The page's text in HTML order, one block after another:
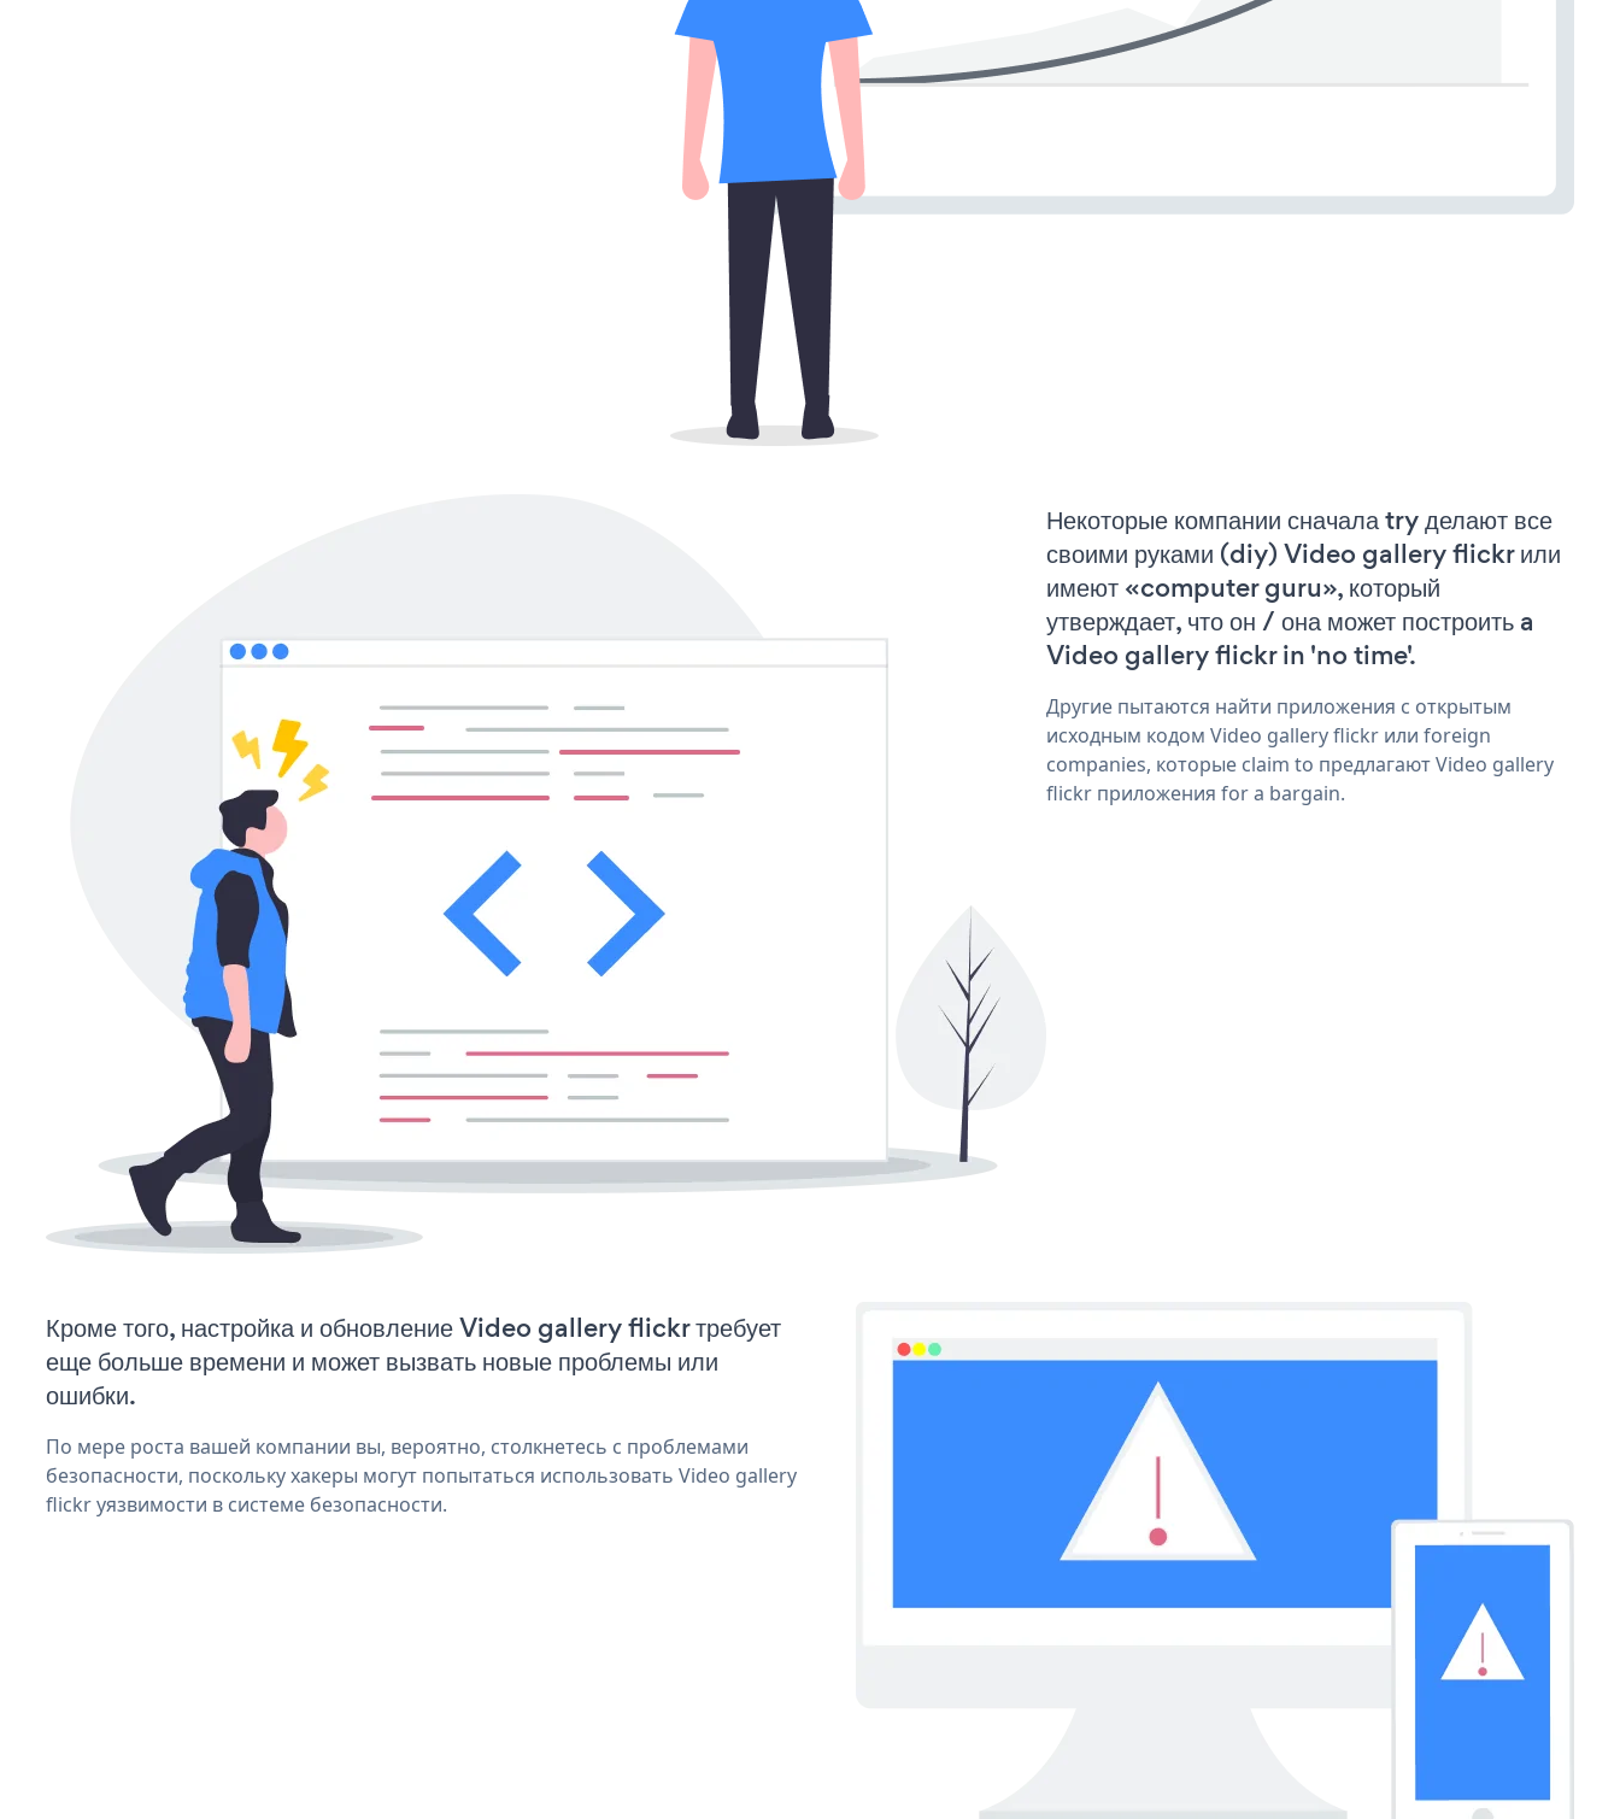
Некоторые компании сначала try делают все
своими руками (diy) Video gallery flickr или
имеют «computer guru», который
утверждает, что он / она может построить a
Video gallery flickr in 'no time'.
Другие пытаются найти приложения с открытым
исходным кодом Video gallery flickr или foreign
companies, которые claim to предлагают Video gallery
flickr приложения for a bargain.
Кроме того, настройка и обновление Video gallery flickr требует
еще больше времени и может вызвать новые проблемы или
ошибки.
По мере роста вашей компании вы, вероятно, столкнетесь с проблемами
безопасности, поскольку хакеры могут попытаться использовать Video gallery
flickr уязвимости в системе безопасности.